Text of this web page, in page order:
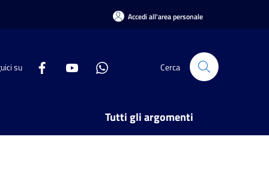
Accedi all'area personale
su Cerca
Tutti gli argomenti